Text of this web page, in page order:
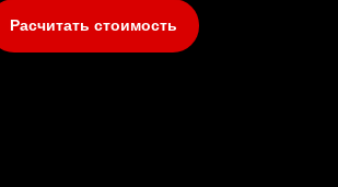
Расчитать стоимость